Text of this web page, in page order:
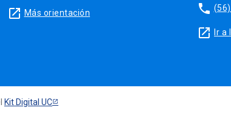
launch Más orientación phone
launch Ir a
Kit Digital UC